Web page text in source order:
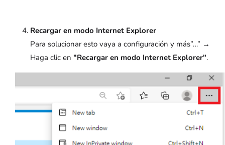
Recargar en modo Internet Explorer
Para solucionar esto vaya a configuración y más”…” →
Haga clic en "Recargar en modo Internet Explorer".